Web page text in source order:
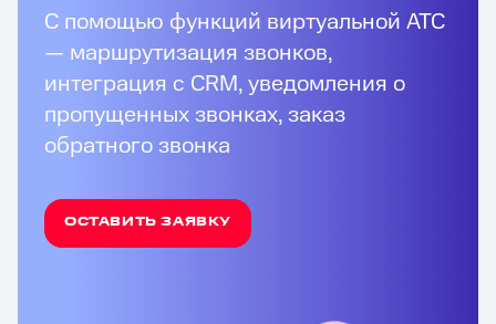
С помощью функций виртуальной АТС
— маршрутизация звонков,
интеграция с CRM, уведомления о
пропущенных звонках, заказ
обратного звонка
ОСТАВИТЬ ЗАЯВКУ